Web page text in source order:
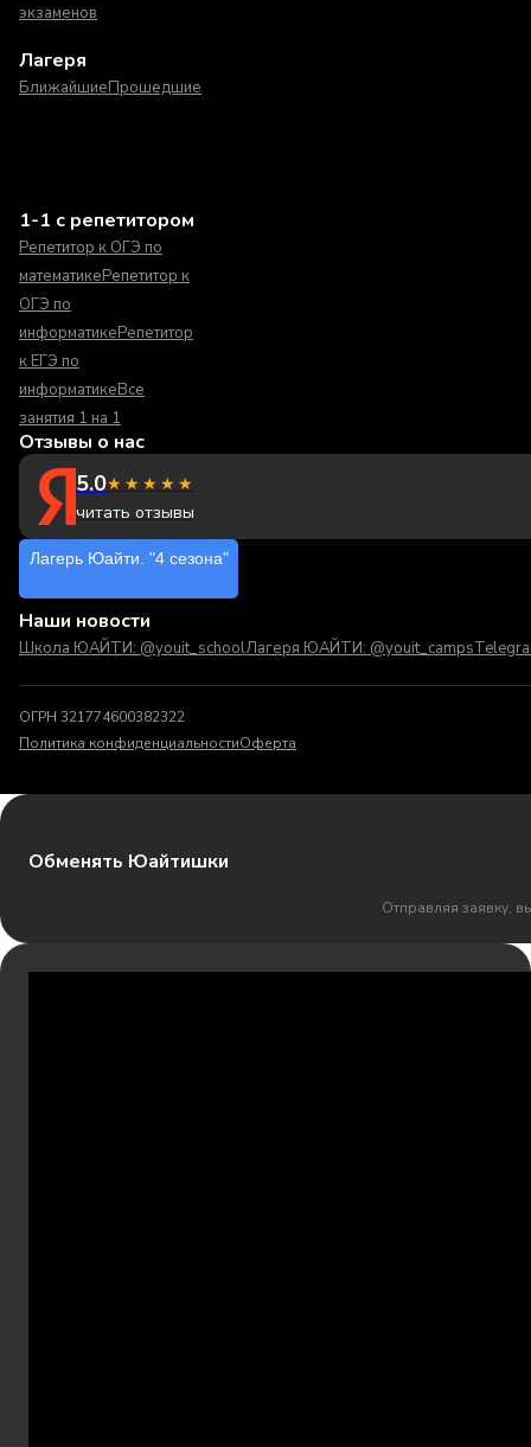
экзаменов
Лагеря
БлижайшиеПрошедшие
1-1 с репетитором
Репетитор к ОГЭ по
математикеРепетитор к
ОГЭ по
информатикеРепетитор
к ЕГЭ по
информатикеВсе
занятия 1 на 1
Отзывы о нас
5.0★★★★★
читать отзывы
Лагерь Юайти. "4 сезона"
Наши новости
Школа ЮАЙТИ: @youit_schoolЛагеря ЮАЙТИ: @youit_camps
ОГРН 321774600382322
Политика конфиденциальностиОферта
Обменять Юайтишки
Отправляя заявку,